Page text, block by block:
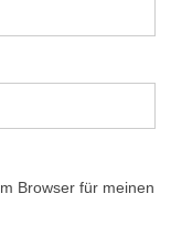
Browser für meinen